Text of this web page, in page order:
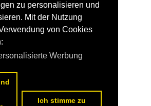
zu personalisieren und
Mit der Nutzung
von Cookies
Werbung
Ich stimme zu